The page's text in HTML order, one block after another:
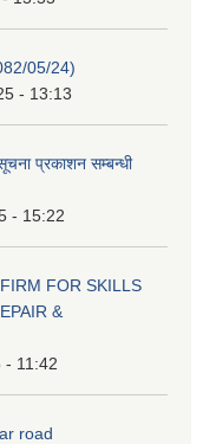
05/24)
- 13:13
प्रकाशन सम्बन्धी
- 15:22
FOR SKILLS
&
- 11:42
road